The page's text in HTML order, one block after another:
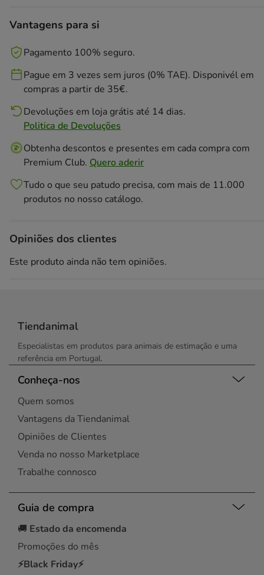
Vantagens para si
Pagamento 100% seguro.
Pague em 3 vezes sem juros (0% TAE). Disponivél em
compras a partir de 35€.
Devoluções em loja grátis até 14 dias.
Politica de Devoluções
Obtenha descontos e presentes em cada compra com
Premium Club. Quero aderir
Tudo o que seu patudo precisa, com mais de 11.000
produtos no nosso catálogo.
Opiniões dos clientes
Este produto ainda não tem opiniões.
Tiendanimal
Especialistas em produtos para animais de estimação e uma
referência em Portugal.
Conheça-nos
Quem somos
Vantagens da Tiendanimal
Opiniões de Clientes
Venda no nosso Marketplace
Trabalhe connosco
Guia de compra
🚚 Estado da encomenda
Promoções do mês
⚡Black Friday⚡